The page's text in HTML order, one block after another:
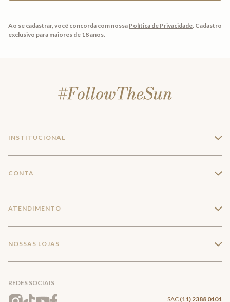
Ao se cadastrar, você concorda com nossa Política de Privacidade. Cadastro
exclusivo para maiores de 18 anos.
INSTITUCIONAL +
Trabalhe conosco
Mapa do Site
CONTA +
Meus pedidos
Wishlist
ATENDIMENTO +
Entrega e Frete
NOSSAS LOJAS +
REDES SOCIAIS
SAC (11) 2388 0404